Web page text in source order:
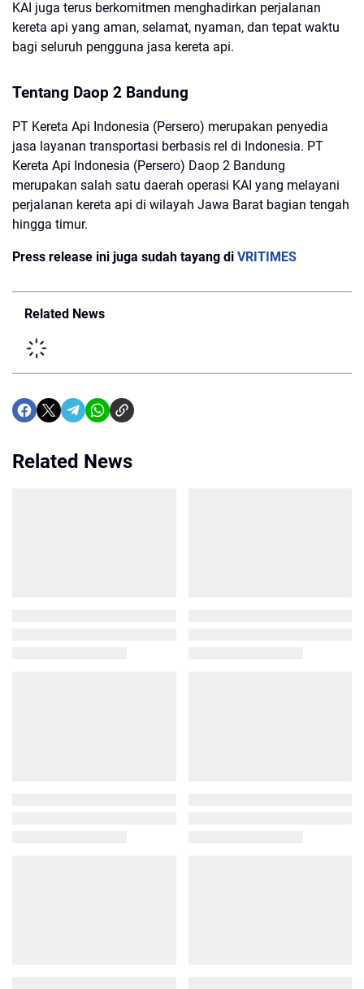
KAI juga terus berkomitmen menghadirkan perjalanan
kereta api yang aman, selamat, nyaman, dan tepat waktu
bagi seluruh pengguna jasa kereta api.
Tentang Daop 2 Bandung
PT Kereta Api Indonesia (Persero) merupakan penyedia
jasa layanan transportasi berbasis rel di Indonesia. PT
Kereta Api Indonesia (Persero) Daop 2 Bandung
merupakan salah satu daerah operasi KAI yang melayani
perjalanan kereta api di wilayah Jawa Barat bagian tengah
hingga timur.
Press release ini juga sudah tayang di VRITIMES
Related News
Related News